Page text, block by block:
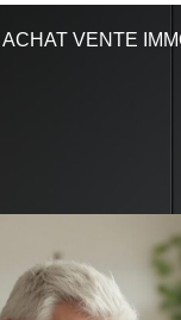
ACHAT VENTE